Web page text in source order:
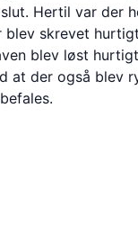
Hertil var der
blev skrevet
blev løst
at der også blev